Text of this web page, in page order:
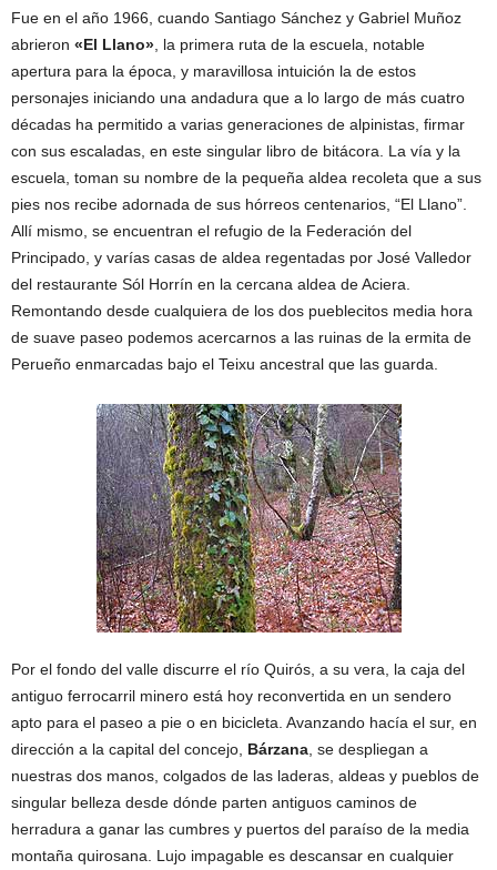
Fue en el año 1966, cuando Santiago Sánchez y Gabriel Muñoz
abrieron «El Llano» , la primera ruta de la escuela, notable
apertura para la época, y maravillosa intuición la de estos
personajes iniciando una andadura que a lo largo de más cuatro
décadas ha permitido a varias generaciones de alpinistas, firmar
con sus escaladas, en este singular libro de bitácora. La vía y la
escuela, toman su nombre de la pequeña aldea recoleta que a sus
pies nos recibe adornada de sus hórreos centenarios, “El Llano”.
Allí mismo, se encuentran el refugio de la Federación del
Principado, y varías casas de aldea regentadas por José Valledor
del restaurante Sól Horrín en la cercana aldea de Aciera.
Remontando desde cualquiera de los dos pueblecitos media hora
de suave paseo podemos acercarnos a las ruinas de la ermita de
Perueño enmarcadas bajo el Teixu ancestral que las guarda.
Por el fondo del valle discurre el río Quirós, a su vera, la caja del
antiguo ferrocarril minero está hoy reconvertida en un sendero
apto para el paseo a pie o en bicicleta. Avanzando hacía el sur, en
dirección a la capital del concejo, Bárzana , se despliegan a
nuestras dos manos, colgados de las laderas, aldeas y pueblos de
singular belleza desde dónde parten antiguos caminos de
herradura a ganar las cumbres y puertos del paraíso de la media
montaña quirosana. Lujo impagable es descansar en cualquier